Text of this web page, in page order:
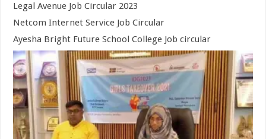
Legal Avenue Job Circular 2023
Netcom Internet Service Job Circular
Ayesha Bright Future School College Job circular